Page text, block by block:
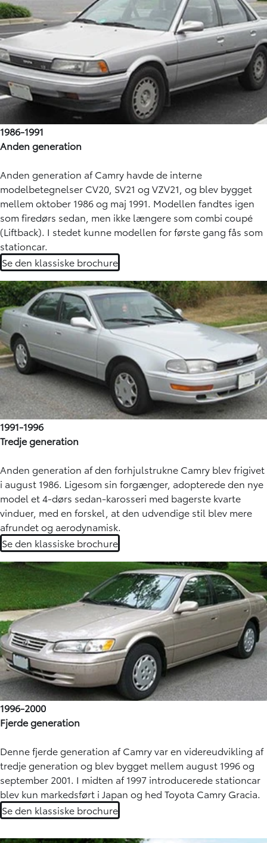
1986-1991
Anden generation
Anden generation af Camry havde de interne
modelbetegnelser CV20, SV21 og VZV21, og blev bygget
mellem oktober 1986 og maj 1991. Modellen fandtes igen
som firedørs sedan, men ikke længere som combi coupé
(Liftback). I stedet kunne modellen for første gang fås som
stationcar.
Se den klassiske brochure
1991-1996
Tredje generation
Anden generation af den forhjulstrukne Camry blev frigivet
i august 1986. Ligesom sin forgænger, adopterede den nye
model et 4-dørs sedan-karosseri med bagerste kvarte
vinduer, med en forskel, at den udvendige stil blev mere
afrundet og aerodynamisk.
Se den klassiske brochure
1996-2000
Fjerde generation
Denne fjerde generation af Camry var en videreudvikling af
tredje generation og blev bygget mellem august 1996 og
september 2001. I midten af 1997 introducerede stationcar
blev kun markedsført i Japan og hed Toyota Camry Gracia.
Se den klassiske brochure